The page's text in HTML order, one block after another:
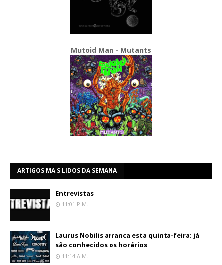
Mutoid Man - Mutants
ARTIGOS MAIS LIDOS DA SEMANA
Entrevistas
11:01 P.m.
Laurus Nobilis arranca esta quinta-feira: já
são conhecidos os horários
11:14 A.m.